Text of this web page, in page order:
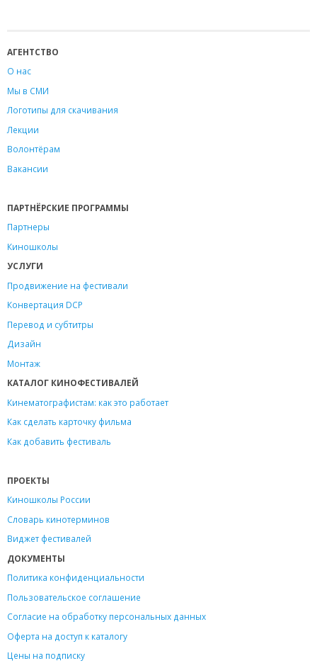
АГЕНТСТВО
О нас
Мы в СМИ
Логотипы для скачивания
Лекции
Волонтёрам
Вакансии
ПАРТНЁРСКИЕ ПРОГРАММЫ
Партнеры
Киношколы
УСЛУГИ
Продвижение на фестивали
Конвертация DCP
Перевод и субтитры
Дизайн
Монтаж
КАТАЛОГ КИНОФЕСТИВАЛЕЙ
Кинематографистам: как это работает
Как сделать карточку фильма
Как добавить фестиваль
ПРОЕКТЫ
Киношколы России
Словарь кинотерминов
Виджет фестивалей
ДОКУМЕНТЫ
Политика конфиденциальности
Пользовательское соглашение
Согласие на обработку персональных данных
Оферта на доступ к каталогу
Цены на подписку